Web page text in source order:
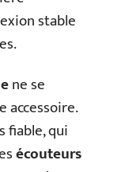
stable
ne se
accessoire.
fiable, qui
écouteurs